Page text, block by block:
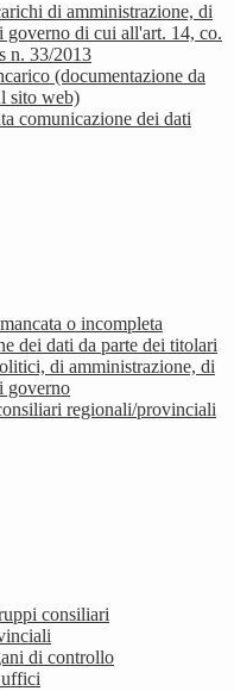
di amministrazione, di
governo di cui all'art. 14, co.
n. 33/2013
(documentazione da
sito web)
comunicazione dei dati
o incompleta
dei dati da parte dei titolari
di amministrazione, di
governo
regionali/provinciali
consiliari
di controllo